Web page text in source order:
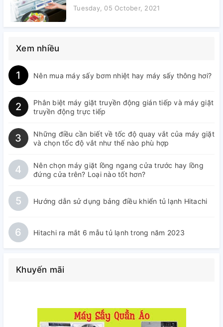
Tuesday, 05 October, 2021
Xem nhiều
1 Nên mua máy sấy bơm nhiệt hay máy sấy thông hơi?
2
Phân biệt máy giặt truyền động gián tiếp và máy giặt
truyền động trực tiếp
3
Những điều cần biết về tốc độ quay vắt của máy giặt
và chọn tốc độ vắt như thế nào phù hợp
4
Nên chọn máy giặt lồng ngang cửa trước hay lồng
đứng cửa trên? Loại nào tốt hơn?
5 Hướng dẫn sử dụng bảng điều khiển tủ lạnh Hitachi
6 Hitachi ra mắt 6 mẫu tủ lạnh trong năm 2023
Khuyến mãi